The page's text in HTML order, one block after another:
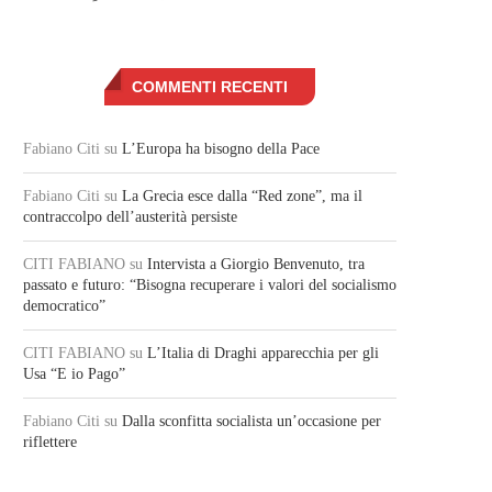
COMMENTI RECENTI
Fabiano Citi su L’Europa ha bisogno della Pace
Fabiano Citi su La Grecia esce dalla “Red zone”, ma il
contraccolpo dell’austerità persiste
CITI FABIANO su Intervista a Giorgio Benvenuto, tra
passato e futuro: “Bisogna recuperare i valori del socialismo
democratico”
CITI FABIANO su L’Italia di Draghi apparecchia per gli
Usa “E io Pago”
Fabiano Citi su Dalla sconfitta socialista un’occasione per
riflettere